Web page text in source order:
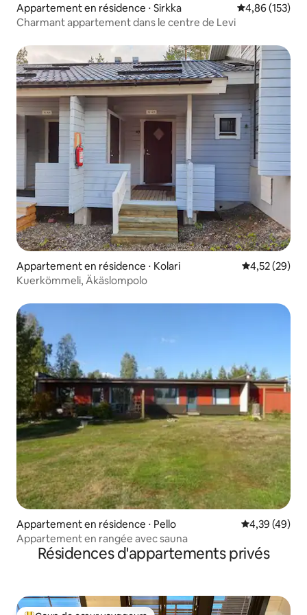
Appartement en résidence ⋅ Sirkka Évaluation
4,86 (153)
Charmant appartement dans le centre de Levi
Appartement en résidence ⋅ Kolari Évaluation
4,52 (29)
Kuerkömmeli, Äkäslompolo
Appartement en résidence ⋅ Pello Évaluation
4,39 (49)
Appartement en rangée avec sauna
Résidences d'appartements privés